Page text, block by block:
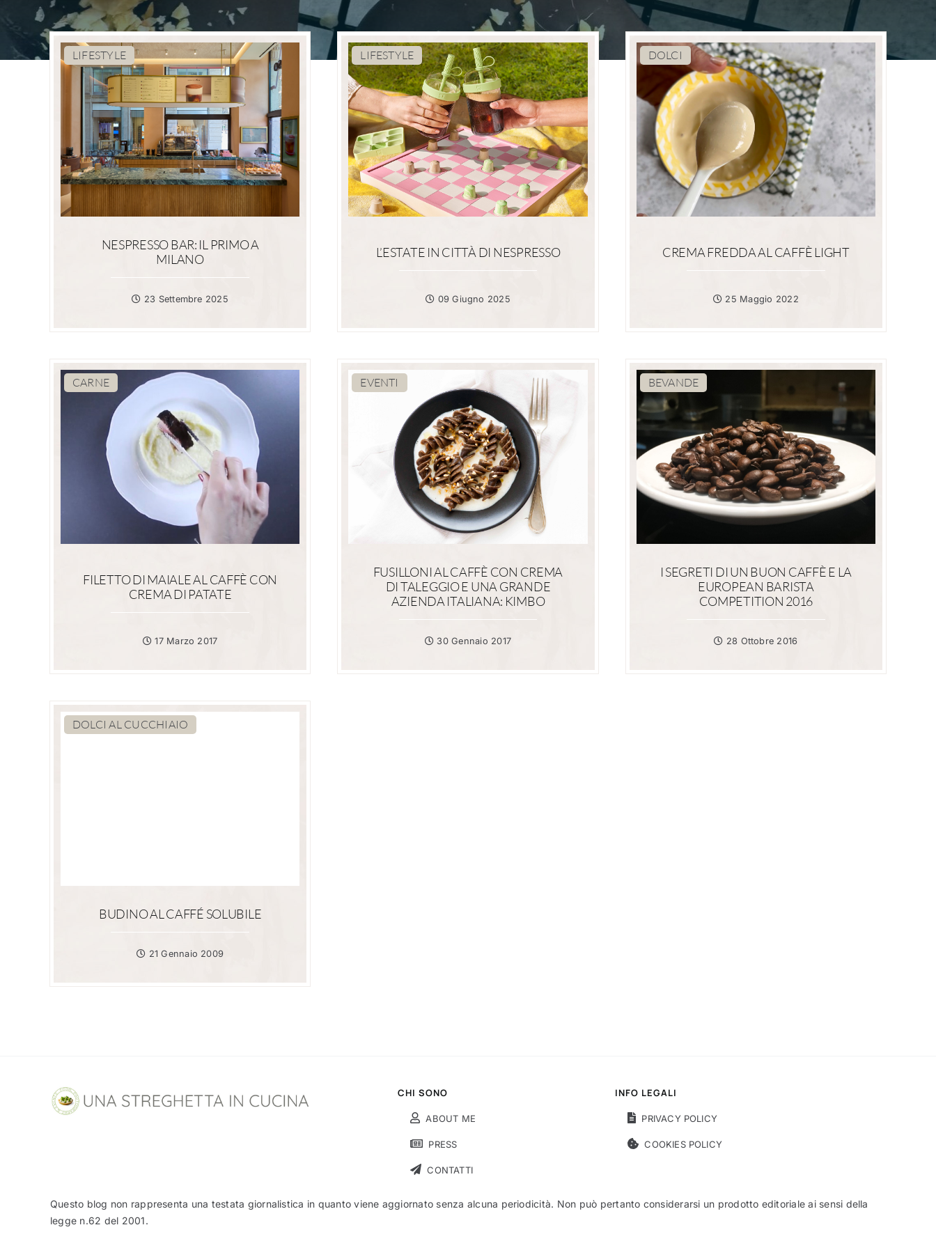
LIFESTYLE
NESPRESSO BAR: IL PRIMO A
MILANO
23 Settembre 2025
LIFESTYLE
L’ESTATE IN CITTÀ DI NESPRESSO
09 Giugno 2025
DOLCI
CREMA FREDDA AL CAFFÈ LIGHT
25 Maggio 2022
CARNE
FILETTO DI MAIALE AL CAFFÈ CON
CREMA DI PATATE
17 Marzo 2017
EVENTI
FUSILLONI AL CAFFÈ CON CREMA
DI TALEGGIO E UNA GRANDE
AZIENDA ITALIANA: KIMBO
30 Gennaio 2017
BEVANDE
I SEGRETI DI UN BUON CAFFÈ E LA
EUROPEAN BARISTA
COMPETITION 2016
28 Ottobre 2016
DOLCI AL CUCCHIAIO
BUDINO AL CAFFÉ SOLUBILE
21 Gennaio 2009
CHI SONO
ABOUT ME
PRESS
CONTATTI
INFO LEGALI
PRIVACY POLICY
COOKIES POLICY
Questo blog non rappresenta una testata giornalistica in quanto viene aggiornato senza alcuna periodicità. Non può pertanto considerarsi un prodotto editoriale ai sensi della
legge n.62 del 2001.